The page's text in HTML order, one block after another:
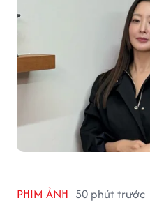
PHIM ẢNH 50 phút trước